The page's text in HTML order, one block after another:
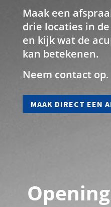
Maak een
drie locaties in
en kijk wat de
kan betekenen.
Neem contact op.
MAAK DIRECT EEN